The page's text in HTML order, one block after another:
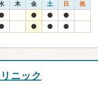
木 金 土 日 祝
ニック